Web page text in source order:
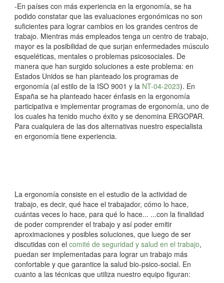
-En países con más experiencia en la ergonomía, se ha
podido constatar que las evaluaciones ergonómicas no son
suficientes para lograr cambios en los grandes centros de
trabajo. Mientras más empleados tenga un centro de trabajo,
mayor es la posibilidad de que surjan enfermedades músculo
esqueléticas, mentales o problemas psicosociales. De
manera que han surgido soluciones a este problema: en
Estados Unidos se han planteado los programas de
ergonomía (al estilo de la ISO 9001 y la NT-04-2023). En
España se ha planteado hacer énfasis en la ergonomía
participativa e implementar programas de ergonomía, uno de
los cuales ha tenido mucho éxito y se denomina ERGOPAR.
Para cualquiera de las dos alternativas nuestro especialista
en ergonomía tiene experiencia.
La ergonomía consiste en el estudio de la actividad de
trabajo, es decir, qué hace el trabajador, cómo lo hace,
cuántas veces lo hace, para qué lo hace... ...con la finalidad
de poder comprender el trabajo y así poder emitir
aproximaciones y posibles soluciones, que luego de ser
discutidas con el comité de seguridad y salud en el trabajo,
puedan ser implementadas para lograr un trabajo más
confortable y que garantice la salud bio-psico-social. En
cuanto a las técnicas que utiliza nuestro equipo figuran: